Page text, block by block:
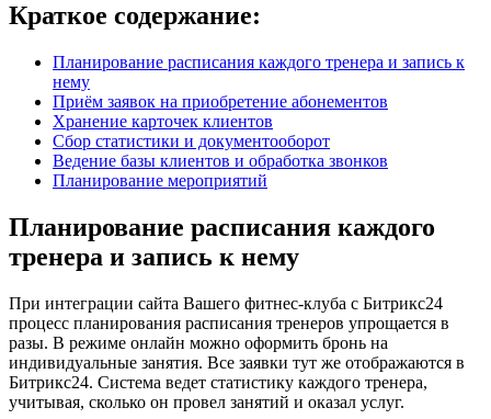
Краткое содержание:
Планирование расписания каждого тренера и запись к
нему
Приём заявок на приобретение абонементов
Хранение карточек клиентов
Сбор статистики и документооборот
Ведение базы клиентов и обработка звонков
Планирование мероприятий
Планирование расписания каждого
тренера и запись к нему
При интеграции сайта Вашего фитнес-клуба с Битрикс24
процесс планирования расписания тренеров упрощается в
разы. В режиме онлайн можно оформить бронь на
индивидуальные занятия. Все заявки тут же отображаются в
Битрикс24. Система ведет статистику каждого тренера,
учитывая, сколько он провел занятий и оказал услуг.